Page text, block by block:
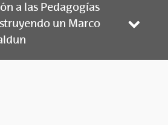
a las Pedagogías
un Marco